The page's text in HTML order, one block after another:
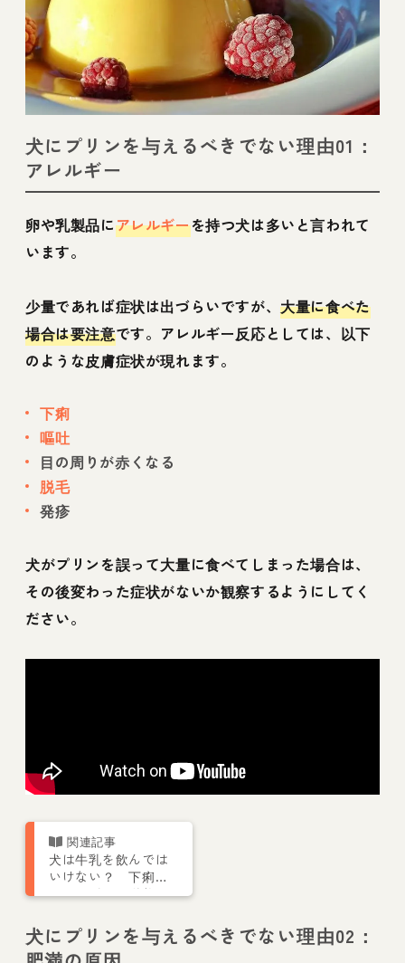
犬にプリンを与えるべきでない理由01：
アレルギー
卵や乳製品にアレルギーを持つ犬は多いと言われて
います。
少量であれば症状は出づらいですが、大量に食べた
場合は要注意です。アレルギー反応としては、以下
のような皮膚症状が現れます。
下痢
嘔吐
目の周りが赤くなる
脱毛
発疹
犬がプリンを誤って大量に食べてしまった場合は、
その後変わった症状がないか観察するようにしてく
ださい。
犬は牛乳を飲んでは
いけない？ 下痢や
アレルギー、栄養不
犬にプリンを与えるべきでない理由02：